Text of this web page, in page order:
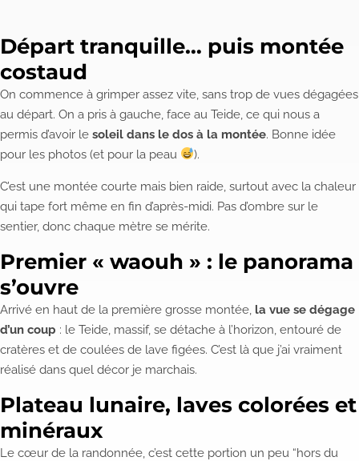
Départ tranquille… puis montée
costaud
On commence à grimper assez vite, sans trop de vues dégagées
au départ. On a pris à gauche, face au Teide, ce qui nous a
permis d’avoir le soleil dans le dos à la montée. Bonne idée
pour les photos (et pour la peau
).
C’est une montée courte mais bien raide, surtout avec la chaleur
qui tape fort même en fin d’après-midi. Pas d’ombre sur le
sentier, donc chaque mètre se mérite.
Premier « waouh » : le panorama
s’ouvre
Arrivé en haut de la première grosse montée, la vue se dégage
d’un coup : le Teide, massif, se détache à l’horizon, entouré de
cratères et de coulées de lave figées. C’est là que j’ai vraiment
réalisé dans quel décor je marchais.
Plateau lunaire, laves colorées et
minéraux
Le cœur de la randonnée, c’est cette portion un peu “hors du